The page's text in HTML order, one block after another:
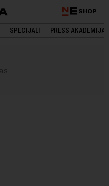
SHOP
SPECIJALI PRESS AKADEMIJA